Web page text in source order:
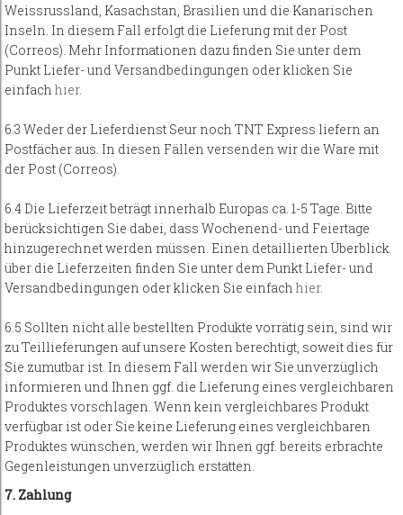
Weissrussland, Kasachstan, Brasilien und die Kanarischen
Inseln. In diesem Fall erfolgt die Lieferung mit der Post
(Correos). Mehr Informationen dazu finden Sie unter dem
Punkt Liefer- und Versandbedingungen oder klicken Sie
einfach hier.
6.3 Weder der Lieferdienst Seur noch TNT Express liefern an
Postfächer aus. In diesen Fällen versenden wir die Ware mit
der Post (Correos).
6.4 Die Lieferzeit beträgt innerhalb Europas ca. 1-5 Tage. Bitte
berücksichtigen Sie dabei, dass Wochenend- und Feiertage
hinzugerechnet werden müssen. Einen detaillierten Überblick
über die Lieferzeiten finden Sie unter dem Punkt Liefer- und
Versandbedingungen oder klicken Sie einfach hier.
6.5 Sollten nicht alle bestellten Produkte vorrätig sein, sind wir
zu Teillieferungen auf unsere Kosten berechtigt, soweit dies für
Sie zumutbar ist. In diesem Fall werden wir Sie unverzüglich
informieren und Ihnen ggf. die Lieferung eines vergleichbaren
Produktes vorschlagen. Wenn kein vergleichbares Produkt
verfügbar ist oder Sie keine Lieferung eines vergleichbaren
Produktes wünschen, werden wir Ihnen ggf. bereits erbrachte
Gegenleistungen unverzüglich erstatten.
7. Zahlung